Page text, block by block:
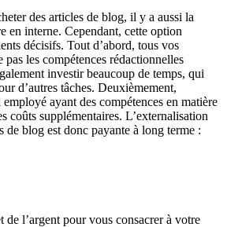
des articles de blog, il y a aussi la
en interne. Cependant, cette option
décisifs. Tout d’abord, tous vos
pas les compétences rédactionnelles
investir beaucoup de temps, qui
d’autres tâches. Deuxièmement,
ayant des compétences en matière
coûts supplémentaires. L’externalisation
de blog est donc payante à long terme :
de l’argent pour vous consacrer à votre